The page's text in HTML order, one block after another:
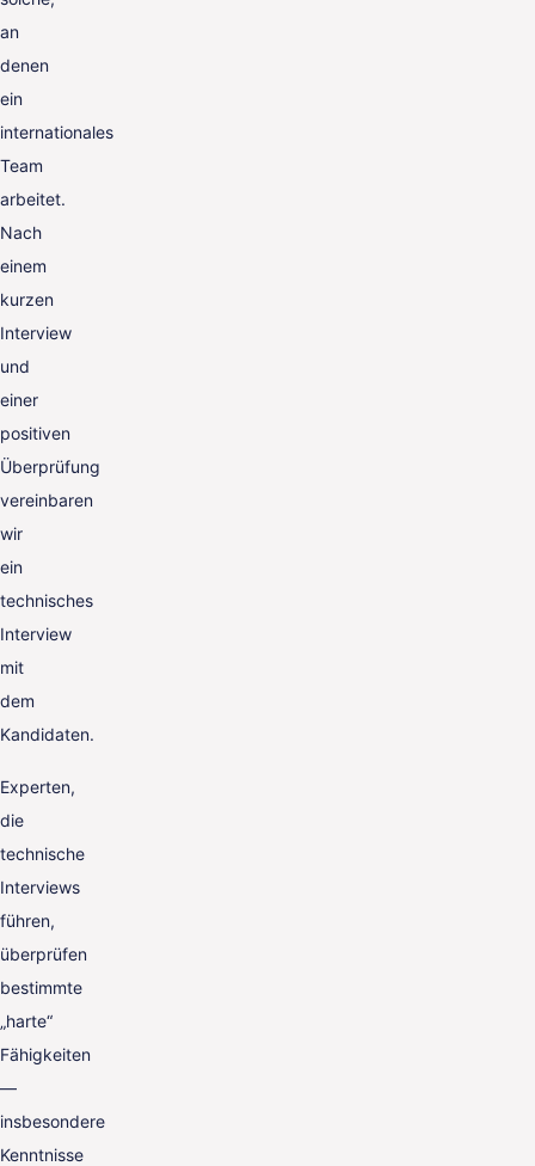
an
denen
ein
internationales
Team
arbeitet.
Nach
einem
kurzen
Interview
und
einer
positiven
Überprüfung
vereinbaren
wir
ein
technisches
Interview
mit
dem
Kandidaten.
Experten,
die
technische
Interviews
führen,
überprüfen
bestimmte
„harte“
Fähigkeiten
—
insbesondere
Kenntnisse